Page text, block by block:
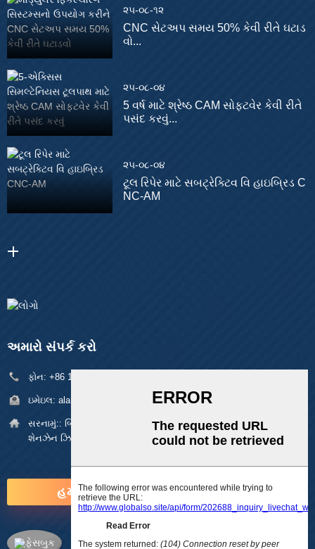
૨૫-૦૮-૧૨
CNC સેટઅપ સમય 50% કેવી રીતે ઘટાડ
વો...
૨૫-૦૮-૦૪
5 વર્ષ માટે શ્રેષ્ઠ CAM સોફ્ટવેર કેવી રીતે
પસંદ કરવું...
૨૫-૦૮-૦૪
ટૂલ રિપેર માટે સબટ્રેક્ટિવ વિ હાઇબ્રિડ C
NC-AM
અમારો સંપર્ક કરો
ફોન: +86 18929329313
ઇમેઇલ: alan@pftworld.com
સરનામું:: બિલ્ડીંગ ૪૯, ફુમિન ઇન્ડસ્ટ્રીયલ પાર્ક, પિંગુ ગામ, લોંગગેંગ જિલ્લો,
શેનઝેન ઝિપ: ૫૧૮૧૧૧
હમણાં પૂછપરછ કરો